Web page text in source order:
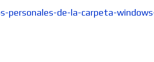
personales-de-la-carpeta-